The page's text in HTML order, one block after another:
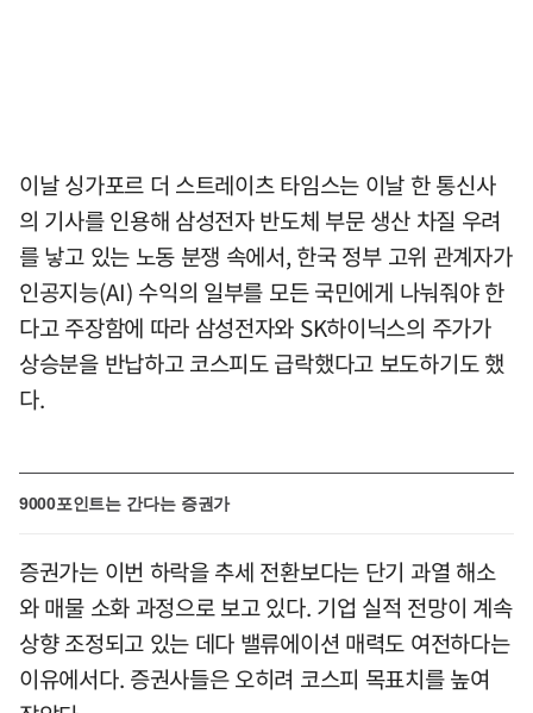
이날 싱가포르 더 스트레이츠 타임스는 이날 한 통신사
의 기사를 인용해 삼성전자 반도체 부문 생산 차질 우려
를 낳고 있는 노동 분쟁 속에서, 한국 정부 고위 관계자가
인공지능(AI) 수익의 일부를 모든 국민에게 나눠줘야 한
다고 주장함에 따라 삼성전자와 SK하이닉스의 주가가
상승분을 반납하고 코스피도 급락했다고 보도하기도 했
다.
9000포인트는 간다는 증권가
증권가는 이번 하락을 추세 전환보다는 단기 과열 해소
와 매물 소화 과정으로 보고 있다. 기업 실적 전망이 계속
상향 조정되고 있는 데다 밸류에이션 매력도 여전하다는
이유에서다. 증권사들은 오히려 코스피 목표치를 높여